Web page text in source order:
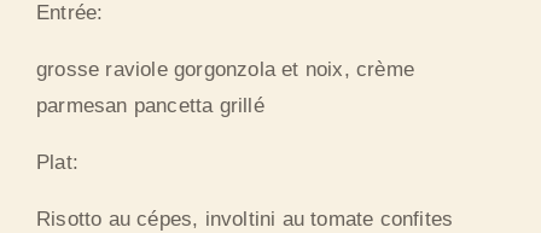
Entrée:
grosse raviole gorgonzola et noix, crème
parmesan pancetta grillé
Plat:
Risotto au cépes, involtini au tomate confites